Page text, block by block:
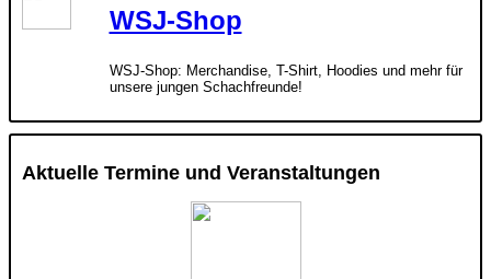
WSJ-Shop
WSJ-Shop: Merchandise, T-Shirt, Hoodies und mehr für
unsere jungen Schachfreunde!
Aktuelle Termine und Veranstaltungen